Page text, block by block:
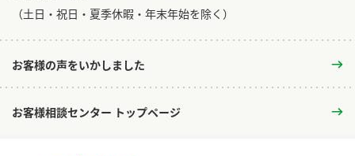
​（土日・祝日・夏季休暇・年末年始を除く）
お客様の声をいかしました
お客様相談センター トップページ